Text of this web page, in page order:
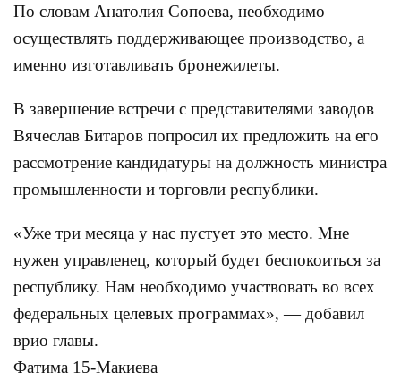
По словам Анатолия Сопоева, необходимо
осуществлять поддерживающее производство, а
именно изготавливать бронежилеты.
В завершение встречи с представителями заводов
Вячеслав Битаров попросил их предложить на его
рассмотрение кандидатуры на должность министра
промышленности и торговли республики.
«Уже три месяца у нас пустует это место. Мне
нужен управленец, который будет беспокоиться за
республику. Нам необходимо участвовать во всех
федеральных целевых программах», — добавил
врио главы.
Фатима 15-Макиева